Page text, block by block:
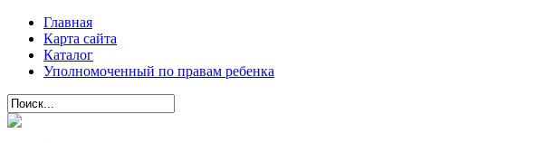
Главная
Карта сайта
Каталог
Уполномоченный по правам ребенка